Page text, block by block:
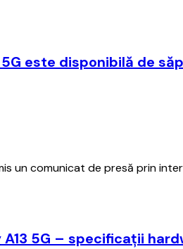
este disponibilă de
un comunicat de presă prin
A13 5G – specificaţii